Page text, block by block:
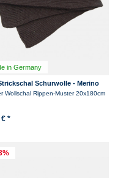
in Germany
Schurwolle - Merino
Rippenstrick Schal -
Wollschal Rippen-Muster 20x180cm
*